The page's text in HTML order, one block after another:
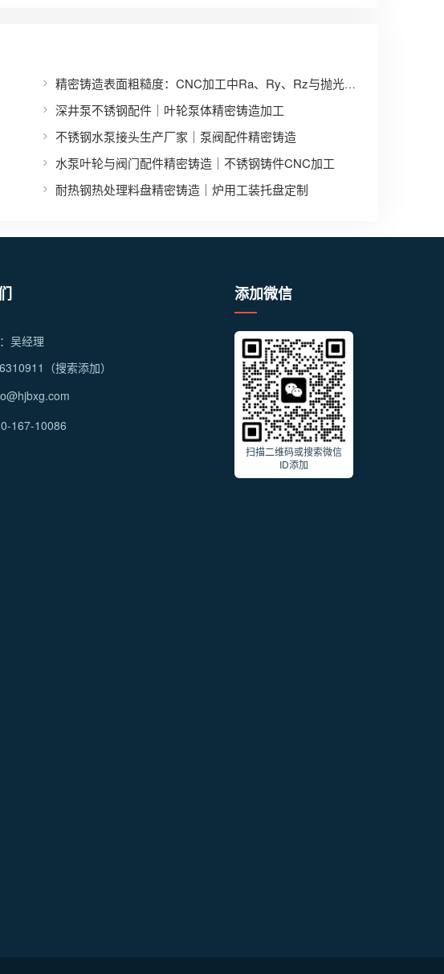
精密铸造表面粗糙度：CNC加工中Ra、Ry、Rz与抛光处理对比
深井泵不锈钢配件｜叶轮泵体精密铸造加工
不锈钢水泵接头生产厂家｜泵阀配件精密铸造
水泵叶轮与阀门配件精密铸造｜不锈钢铸件CNC加工
耐热钢热处理料盘精密铸造｜炉用工装托盘定制
吴经理
（搜索添加）
167-10086
添加微信
扫描二维码或搜索微信
ID添加